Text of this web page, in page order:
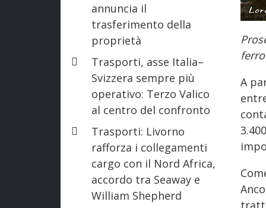
annuncia il
trasferimento della
proprietà
Trasporti, asse Italia–
Svizzera sempre più
operativo: Terzo Valico
al centro del confronto
Trasporti: Livorno
rafforza i collegamenti
cargo con il Nord Africa,
accordo tra Seaway e
William Shepherd
A